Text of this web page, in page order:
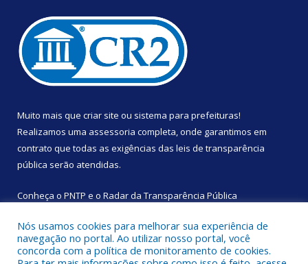
Muito mais que criar site ou sistema para prefeituras!
Realizamos uma assessoria completa, onde garantimos em
contrato que todas as exigências das leis de transparência
pública serão atendidas.
Conheça o PNTP e o Radar da Transparência Pública
Nós usamos cookies para melhorar sua experiência de
navegação no portal. Ao utilizar nosso portal, você
concorda com a política de monitoramento de cookies.